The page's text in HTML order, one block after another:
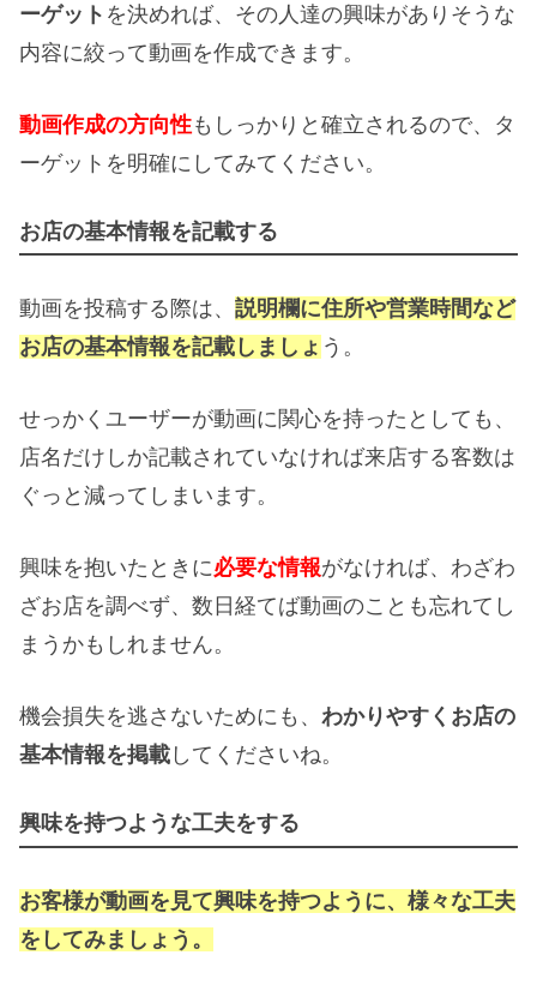
ーゲット を決めれば、その人達の興味がありそうな
内容に絞って動画を作成できます。
動画作成の方向性もしっかりと確立されるので、タ
ーゲットを明確にしてみてください。
お店の基本情報を記載する
動画を投稿する際は、 説明欄に住所や営業時間など
お店の基本情報を記載しましょ う。
せっかくユーザーが動画に関心を持ったとしても、
店名だけしか記載されていなければ来店する客数は
ぐっと減ってしまいます。
興味を抱いたときに必要な情報がなければ、わざわ
ざお店を調べず、数日経てば動画のことも忘れてし
まうかもしれません。
機会損失を逃さないためにも、 わかりやすくお店の
基本情報を掲載 してくださいね。
興味を持つような工夫をする
お客様が動画を見て興味を持つように、様々な工夫
をしてみましょう。